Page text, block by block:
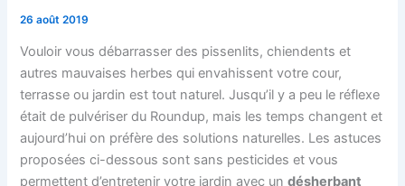
26 août 2019
Vouloir vous débarrasser des pissenlits, chiendents et
autres mauvaises herbes qui envahissent votre cour,
terrasse ou jardin est tout naturel. Jusqu’il y a peu le réflexe
était de pulvériser du Roundup, mais les temps changent et
aujourd’hui on préfère des solutions naturelles. Les astuces
proposées ci-dessous sont sans pesticides et vous
permettent d’entretenir votre jardin avec undésherbant